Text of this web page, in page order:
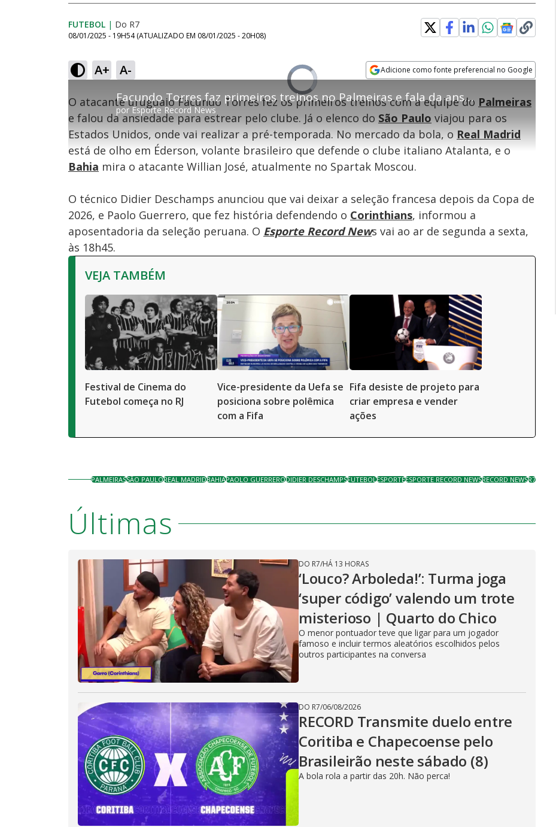
FUTEBOL | Do R7
08/01/2025 - 19H54 (ATUALIZADO EM 08/01/2025 - 20H08)
A+ A- Adicione como fonte preferencial no Google
Video
Player
is
loading. Facundo Torres faz primeiros treinos no Palmeiras e fala da ansiedade para estrear no clube
porEsporte Record News
Ativar
Som
Velocidade
O atacante uruguaio Facundo Torres fez os primeiros treinos com a equipe do Palmeiras
e falou da ansiedade para estrear pelo clube. Já o elenco do São Paulo viajou para os
Estados Unidos, onde vai realizar a pré-temporada. No mercado da bola, oReal Madrid
está de olho em Éderson, volante brasileiro que defende o clube italiano Atalanta, e o
Bahia mira o atacante Willian José, atualmente no Spartak Moscou.
O técnico Didier Deschamps anunciou que vai deixar a seleção francesa depois da Copa de
2026, e Paolo Guerrero, que fez história defendendo o Corinthians, informou a
aposentadoria da seleção peruana. O Esporte Record News vai ao ar de segunda a sexta,
às 18h45.
VEJA TAMBÉM
Festival de Cinema do
Futebol começa no RJ
Vice-presidente da Uefa se
posiciona sobre polêmica
com a Fifa
Fifa desiste de projeto para
criar empresa e vender
ações
PALMEIRASSÃO PAULOREAL MADRIDBAHIAPAOLO GUERRERODIDIER DESCHAMPSFUTEBOLESPORTEESPORTE RECORD NEWSRECORD NEWSR7
Últimas
DO R7/HÁ 13 HORAS
‘Louco? Arboleda!’: Turma joga
‘super código’ valendo um trote
misterioso | Quarto do Chico
O menor pontuador teve que ligar para um jogador
famoso e incluir termos aleatórios escolhidos pelos
outros participantes na conversa
DO R7/06/08/2026
RECORD Transmite duelo entre
Coritiba e Chapecoense pelo
Brasileirão neste sábado (8)
A bola rola a partir das 20h. Não perca!